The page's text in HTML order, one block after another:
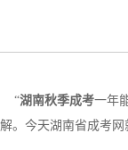
“湖南秋季成考一年
解。今天湖南省成考